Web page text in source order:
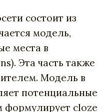
состоит из
модель,
места в
Эта часть также
Модель в
потенциальные
формулирует cloze